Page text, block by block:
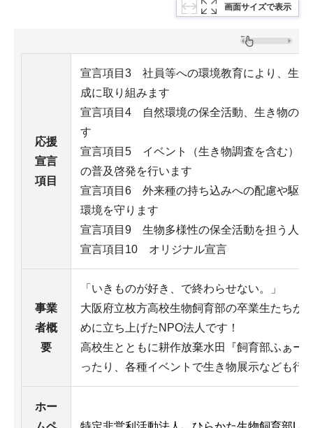
画面サイズで表示
応援
宣言
項目
宣言項目3 社員等への環境教育により、生物
成に取り組みます
宣言項目4 自然環境の保全活動、生き物の生
す
宣言項目5 イベント（生き物調査を含む）の
の普及啓発を行います
宣言項目6 外来種の持ち込みへの配慮や駆除
環境を守ります
宣言項目9 生物多様性の保全活動を担う人材
宣言項目10 オリジナル宣言
事業
者概
要
「いきものが好き、で終わらせない。」
大阪府立枚方高校生物飼育部の卒業生たちが
めに立ち上げたNPO法人です！
高校生とともに耕作放棄水田『飼育部ふぁー
ったり、各種イベントで生き物展示なども行
ホー